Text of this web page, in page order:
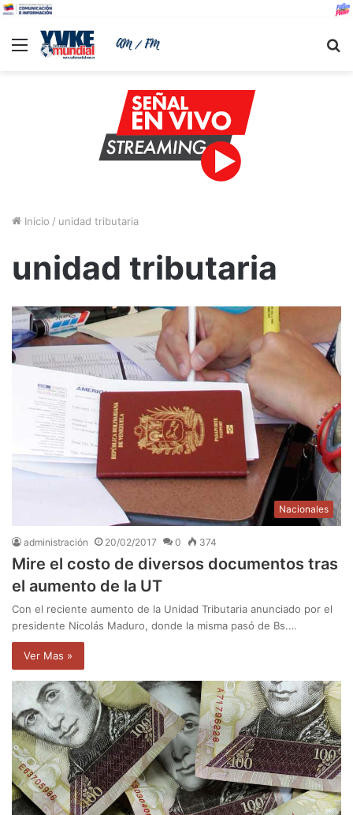
Menu
Inicio / unidad tributaria
unidad tributaria
Nacionales
administración 20/02/2017 0 374
Mire el costo de diversos documentos tras
el aumento de la UT
Con el reciente aumento de la Unidad Tributaria anunciado por el
presidente Nicolás Maduro, donde la misma pasó de Bs.…
Ver Mas »